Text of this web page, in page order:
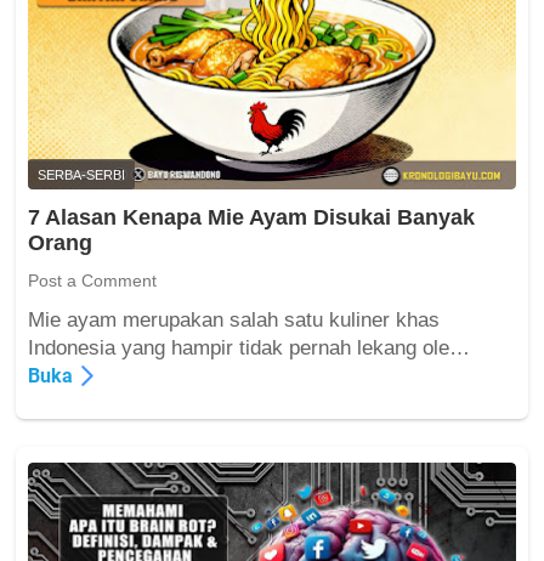
a
n
f
a
t
M
m
a
B
k
B
a
g
i
SERBA-SERBI
7 Alasan Kenapa Mie Ayam Disukai Banyak
Orang
Post a Comment
Mie ayam merupakan salah satu kuliner khas
Indonesia yang hampir tidak pernah lekang ole…
Buka
7
A
a
a
K